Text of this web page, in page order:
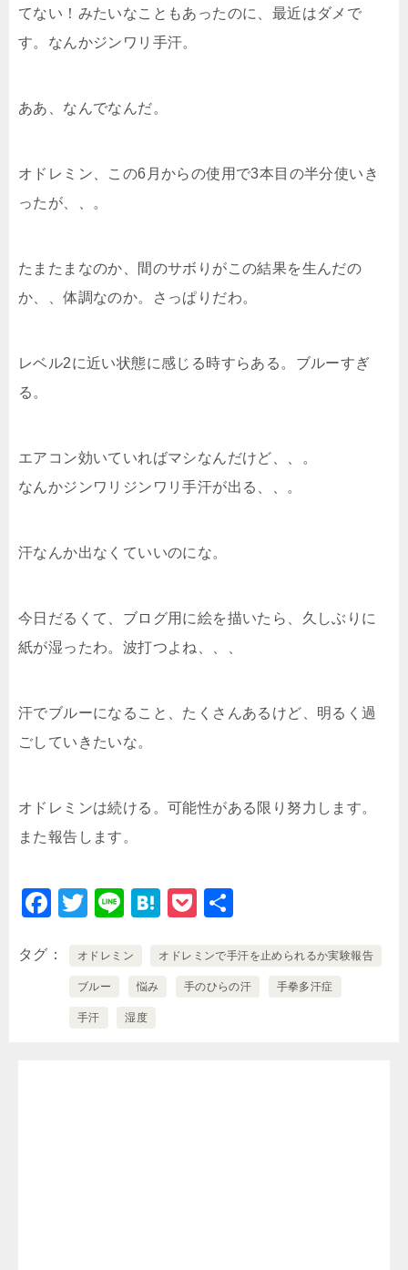
てない！みたいなこともあったのに、最近はダメで
す。なんかジンワリ手汗。
ああ、なんでなんだ。
オドレミン、この6月からの使用で3本目の半分使いき
ったが、、。
たまたまなのか、間のサボりがこの結果を生んだの
か、、体調なのか。さっぱりだわ。
レベル2に近い状態に感じる時すらある。ブルーすぎ
る。
エアコン効いていればマシなんだけど、、。
なんかジンワリジンワリ手汗が出る、、。
汗なんか出なくていいのにな。
今日だるくて、ブログ用に絵を描いたら、久しぶりに
紙が湿ったわ。波打つよね、、、
汗でブルーになること、たくさんあるけど、明るく過
ごしていきたいな。
オドレミンは続ける。可能性がある限り努力します。
また報告します。
F
c
T
tt
er
Li
e
H
e
P
c
k
タグ オドレミン オドレミンで手汗を止められるか実験報告
ブルー 悩み 手のひらの汗 手拳多汗症
手汗 湿度